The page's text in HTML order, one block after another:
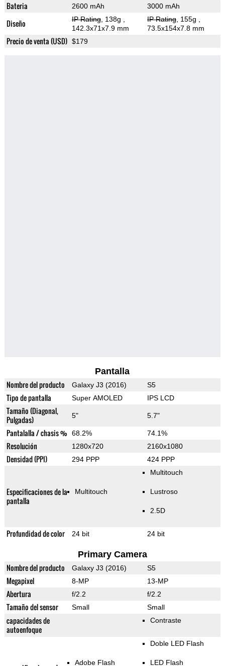
Bateria 2600 mAh 3000 mAh
Diseño IP Rating, 138g
142.3x71x7.9 mm
IP Rating, 155g
73.5x154x7.8 mm
Precio de venta (USD) $179
Pantalla
Nombre del producto Galaxy J3 (2016) S5
Tipo de pantalla Super AMOLED IPS LCD
Tamaño (Diagonal,
Pulgadas)
5" 5.7"
Pantalalla / chasis % 68.2% 74.1%
Resolución 1280x720 2160x1080
Densidad (PPI) 294 PPP 424 PPP
Especificaciones de la
pantalla
Multitouch
Multitouch
Lustroso
2.5D
Profundidad de color 24 bit 24 bit
Primary Camera
Nombre del producto Galaxy J3 (2016) S5
Megapixel 8-MP 13-MP
Abertura f/2.2 f/2.2
Tamaño del sensor Small Small
capacidades de
autoenfoque
Contraste
Adobe Flash
Doble LED Flash
LED Flash